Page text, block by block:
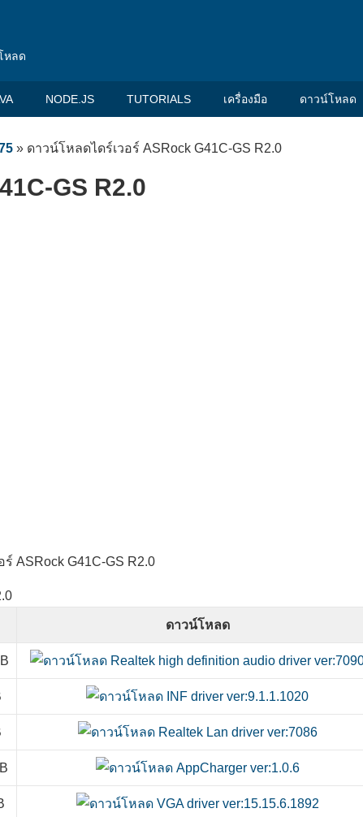
หลด
NODE.JS TUTORIALS เครื่องมือ ดาวน์โหลด
» ดาวน์โหลดไดร์เวอร์ ASRock G41C-GS R2.0
GS R2.0
ดาวน์โหลด